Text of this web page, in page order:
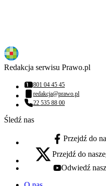
Redakcja serwisu Prawo.pl
Numer telefonu:
801 04 45 45
Adres email:
redakcja@prawo.pl
Numer telefonu:
22 535 88 00
Śledź nas
facebook - otwiera
Przejdź do
x - otwiera się w nowej karcie
Przejdź do
youtube - otwiera się
Odwiedź